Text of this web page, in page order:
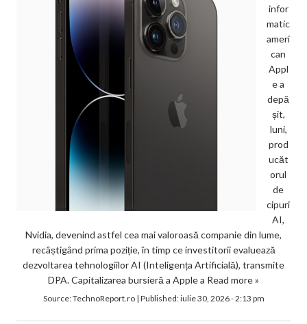
infor
matic
ameri
can
Appl
e a
depă
șit,
luni,
prod
ucăt
orul
de
cipuri
AI,
Nvidia, devenind astfel cea mai valoroasă companie din lume,
recâștigând prima poziție, în timp ce investitorii evaluează
dezvoltarea tehnologiilor AI (Inteligența Artificială), transmite
DPA. Capitalizarea bursieră a Apple a Read more »
Source:TechnoReport.ro| Published:iulie 30, 2026 - 2:13 pm